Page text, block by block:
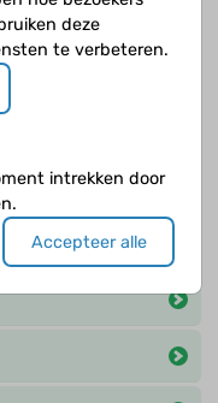
deze
te verbeteren.
intrekken door
Accepteer alle